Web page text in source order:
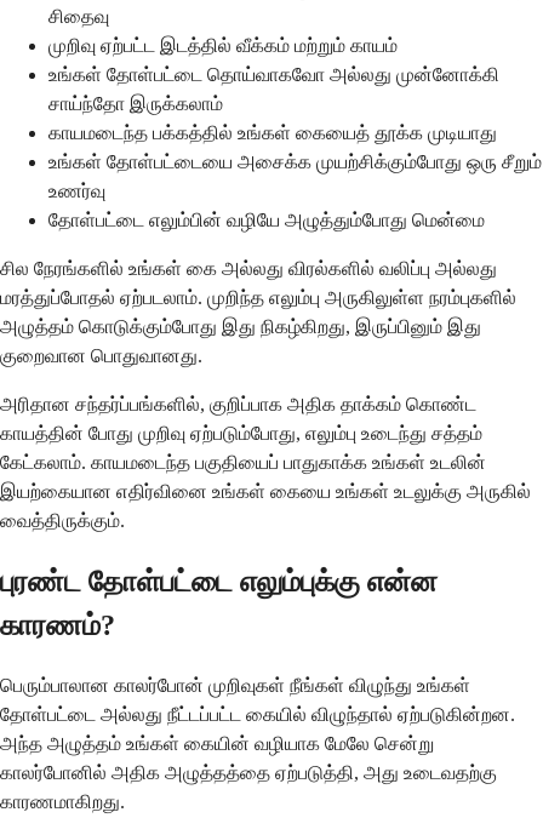
சிதைவு
முறிவு ஏற்பட்ட இடத்தில் வீக்கம் மற்றும் காயம்
உங்கள் தோள்பட்டை தொய்வாகவோ அல்லது முன்னோக்கி
சாய்ந்தோ இருக்கலாம்
காயமடைந்த பக்கத்தில் உங்கள் கையைத் தூக்க முடியாது
உங்கள் தோள்பட்டையை அசைக்க முயற்சிக்கும்போது ஒரு சீறும்
உணர்வு
தோள்பட்டை எலும்பின் வழியே அழுத்தும்போது மென்மை
சில நேரங்களில் உங்கள் கை அல்லது விரல்களில் வலிப்பு அல்லது
மரத்துப்போதல் ஏற்படலாம். முறிந்த எலும்பு அருகிலுள்ள நரம்புகளில்
அழுத்தம் கொடுக்கும்போது இது நிகழ்கிறது, இருப்பினும் இது
குறைவான பொதுவானது.
அரிதான சந்தர்ப்பங்களில், குறிப்பாக அதிக தாக்கம் கொண்ட
காயத்தின் போது முறிவு ஏற்படும்போது, ​​எலும்பு உடைந்து சத்தம்
கேட்கலாம். காயமடைந்த பகுதியைப் பாதுகாக்க உங்கள் உடலின்
இயற்கையான எதிர்வினை உங்கள் கையை உங்கள் உடலுக்கு அருகில்
வைத்திருக்கும்.
புரண்ட தோள்பட்டை எலும்புக்கு என்ன
காரணம்?
பெரும்பாலான காலர்போன் முறிவுகள் நீங்கள் விழுந்து உங்கள்
தோள்பட்டை அல்லது நீட்டப்பட்ட கையில் விழுந்தால் ஏற்படுகின்றன.
அந்த அழுத்தம் உங்கள் கையின் வழியாக மேலே சென்று
காலர்போனில் அதிக அழுத்தத்தை ஏற்படுத்தி, அது உடைவதற்கு
காரணமாகிறது.